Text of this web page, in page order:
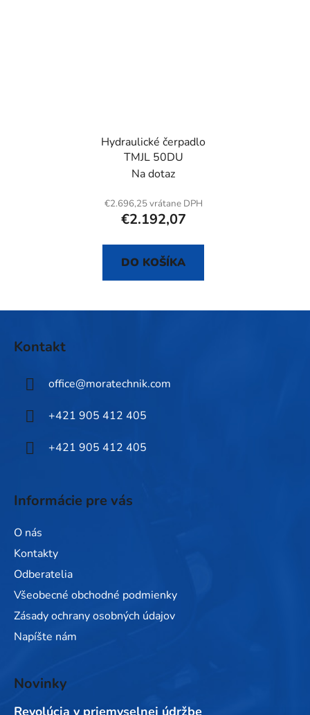
Hydraulické čerpadlo
TMJL 50DU
Na dotaz
€2.696,25 vrátane DPH
€2.192,07
DO KOŠÍKA
Kontakt
office@moratechnik.com
+421 905 412 405
+421 905 412 405
Informácie pre vás
O nás
Kontakty
Odberatelia
Všeobecné obchodné podmienky
Zásady ochrany osobných údajov
Napíšte nám
Novinky